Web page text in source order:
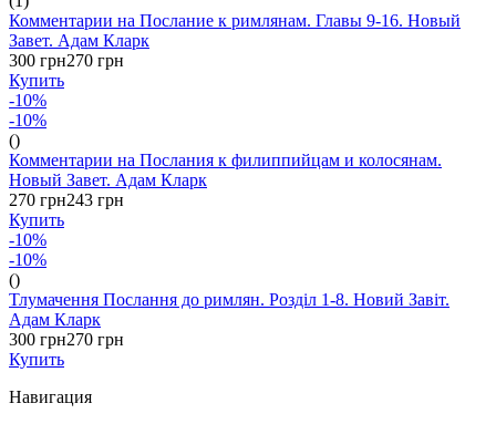
Комментарии на Послание к римлянам. Главы 9-16. Новый
Завет. Адам Кларк
300 грн270 грн
Купить
-10%
-10%
()
Комментарии на Послания к филиппийцам и колосянам.
Новый Завет. Адам Кларк
270 грн243 грн
Купить
-10%
-10%
()
Тлумачення Послання до римлян. Розділ 1-8. Новий Завіт.
Адам Кларк
300 грн270 грн
Купить
Навигация